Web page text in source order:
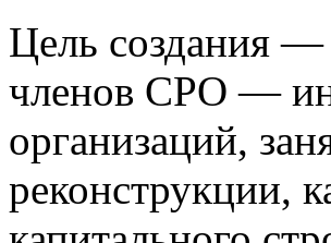
Цель создания —
членов СРО —
организаций,
реконструкции,